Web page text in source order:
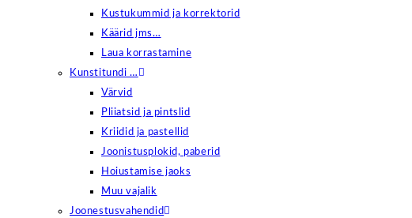
Kustukummid ja korrektorid
Käärid jms…
Laua korrastamine
Kunstitundi …
Värvid
Pliiatsid ja pintslid
Kriidid ja pastellid
Joonistusplokid, paberid
Hoiustamise jaoks
Muu vajalik
Joonestusvahendid